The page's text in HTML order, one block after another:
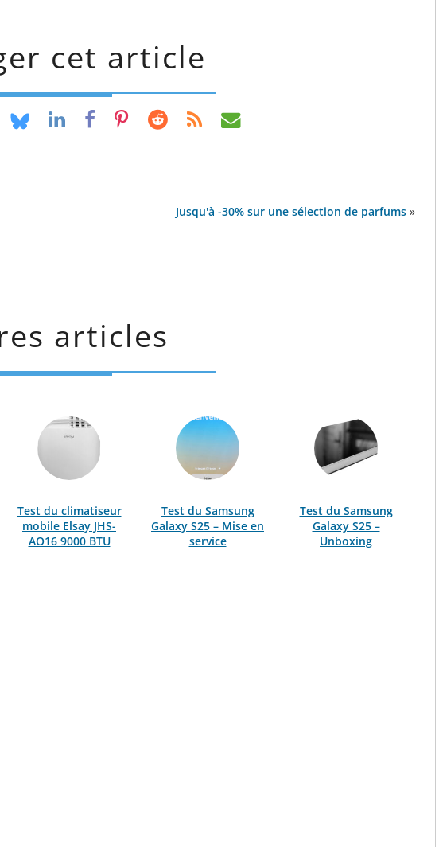
cet article
Jusqu'à -30% sur une sélection de parfums »
articles
Test du climatiseur
mobile Elsay JHS-
AO16 9000 BTU
Test du Samsung
Galaxy S25 – Mise en
service
Test du Samsung
Galaxy S25 –
Unboxing